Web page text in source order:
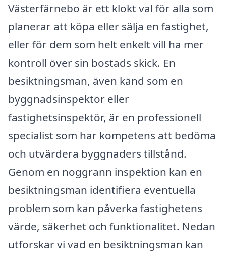
Västerfärnebo är ett klokt val för alla som
planerar att köpa eller sälja en fastighet,
eller för dem som helt enkelt vill ha mer
kontroll över sin bostads skick. En
besiktningsman, även känd som en
byggnadsinspektör eller
fastighetsinspektör, är en professionell
specialist som har kompetens att bedöma
och utvärdera byggnaders tillstånd.
Genom en noggrann inspektion kan en
besiktningsman identifiera eventuella
problem som kan påverka fastighetens
värde, säkerhet och funktionalitet. Nedan
utforskar vi vad en besiktningsman kan